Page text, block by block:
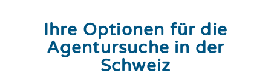
Ihre Optionen für die
Agentursuche in der
Schweiz